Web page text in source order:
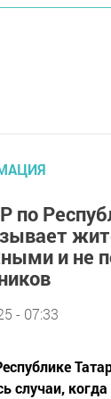
по
и не
- 07:33
случаи,